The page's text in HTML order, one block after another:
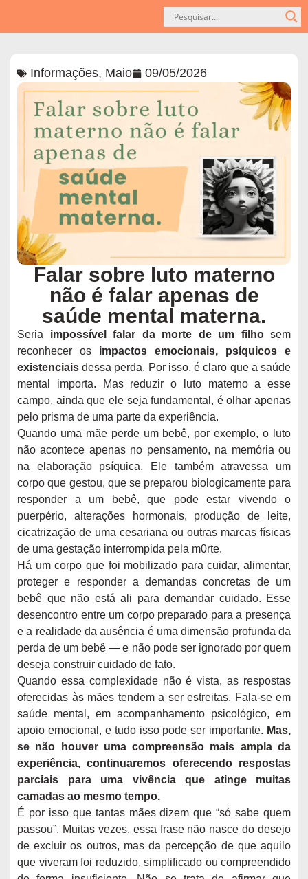
Informações, Maio 09/05/2026
Falar sobre luto materno
não é falar apenas de
saúde mental materna.
Seria impossível falar da morte de um filhosem
reconhecer os impactos emocionais, psíquicos e
existenciais dessa perda. Por isso, é claro que a saúde
mental importa. Mas reduzir o luto materno a esse
campo, ainda que ele seja fundamental, é olhar apenas
pelo prisma de uma parte da experiência.
Quando uma mãe perde um bebê, por exemplo, o luto
não acontece apenas no pensamento, na memória ou
na elaboração psíquica. Ele também atravessa um
corpo que gestou, que se preparou biologicamente para
responder a um bebê, que pode estar vivendo o
puerpério, alterações hormonais, produção de leite,
cicatrização de uma cesariana ou outras marcas físicas
de uma gestação interrompida pela m0rte.
Há um corpo que foi mobilizado para cuidar, alimentar,
proteger e responder a demandas concretas de um
bebê que não está ali para demandar cuidado. Esse
desencontro entre um corpo preparado para a presença
e a realidade da ausência é uma dimensão profunda da
perda de um bebê — e não pode ser ignorado por quem
deseja construir cuidado de fato.
Quando essa complexidade não é vista, as respostas
oferecidas às mães tendem a ser estreitas. Fala-se em
saúde mental, em acompanhamento psicológico, em
apoio emocional, e tudo isso pode ser importante. Mas,
se não houver uma compreensão mais ampla da
experiência, continuaremos oferecendo respostas
parciais para uma vivência que atinge muitas
camadas ao mesmo tempo.
É por isso que tantas mães dizem que “só sabe quem
passou”. Muitas vezes, essa frase não nasce do desejo
de excluir os outros, mas da percepção de que aquilo
que viveram foi reduzido, simplificado ou compreendido